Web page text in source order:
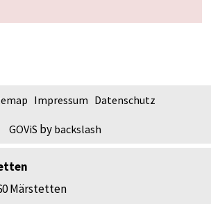
Impressum Datenschutz
GOViS by backslash
Märstetten